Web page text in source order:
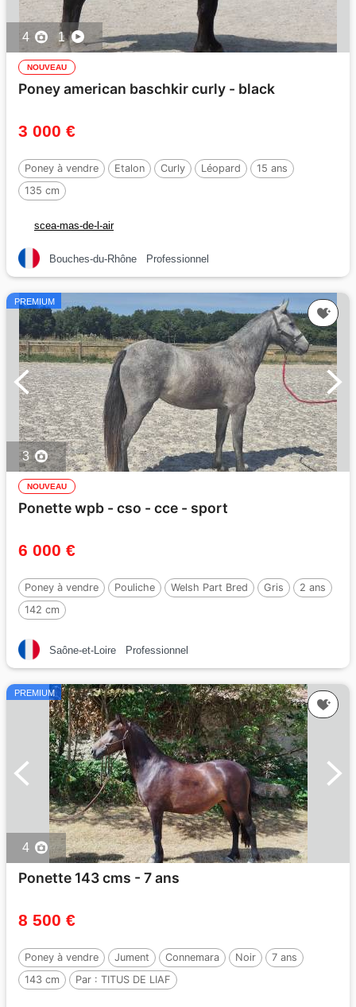
4 1
NOUVEAU
Poney american baschkir curly - black
3 000 €
Poney à vendre Etalon Curly Léopard
15 ans
135 cm
scea-mas-de-l-air
Bouches-du-Rhône Professionnel
PREMIUM
3
NOUVEAU
Ponette wpb - cso - cce - sport
6 000 €
Poney à vendre Pouliche Welsh Part Bred Gris
2 ans
142 cm
Saône-et-Loire Professionnel
PREMIUM
4
Ponette 143 cms - 7 ans
8 500 €
Poney à vendre Jument Connemara Noir
7 ans
143 cm
Par : TITUS DE LIAF